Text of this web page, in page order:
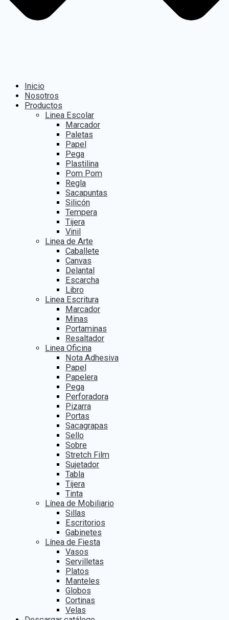
Inicio
Nosotros
Productos
Linea Escolar
Marcador
Paletas
Papel
Pega
Plastilina
Pom Pom
Regla
Sacapuntas
Silicón
Tempera
Tijera
Vinil
Linea de Arte
Caballete
Canvas
Delantal
Escarcha
Libro
Linea Escritura
Marcador
Minas
Portaminas
Resaltador
Linea Oficina
Nota Adhesiva
Papel
Papelera
Pega
Perforadora
Pizarra
Portas
Sacagrapas
Sello
Sobre
Stretch Film
Sujetador
Tabla
Tijera
Tinta
Línea de Mobiliario
Sillas
Escritorios
Gabinetes
Línea de Fiesta
Vasos
Servilletas
Platos
Manteles
Globos
Cortinas
Velas